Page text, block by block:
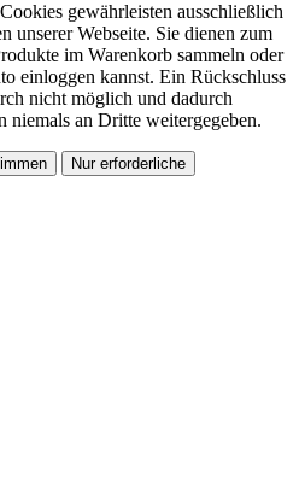
gewährleisten ausschließlich
unserer Webseite. Sie dienen zum
im Warenkorb sammeln oder
einloggen kannst. Ein Rückschluss
nicht möglich und dadurch
niemals an Dritte weitergegeben.
Nur erforderliche